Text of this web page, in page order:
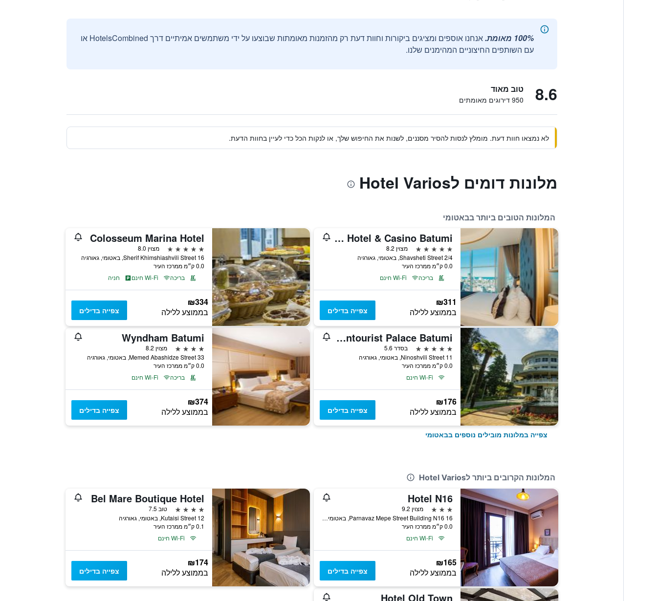
100% מאומת.
אנחנו אוספים ומציגים ביקורות וחוות דעת רק מהזמנות מאומתות שבוצעו על ידי משתמשים אמיתיים דרך HotelsCombined או
עם השותפים החיצוניים המהימנים שלנו.
8.6 טוב מאוד
950 דירוגים מאומתים
לא נמצאו חוות דעת. מומלץ לנסות להסיר מסננים, לשנות את החיפוש שלך, או לנקות הכל כדי לעיין בחוות הדעת.
מלונות דומים לHotel Varios
המלונות הטובים ביותר בבאטומי
Jrw Welmond Hotel & Casino Batumi
5 כוכבים
מצוין 8.2
Shavsheti Street 2/4, באטומי, גאורגיה
0.0 ק״מ ממרכז העיר
בריכה
Wi-Fi חינם
₪311
בממוצע ללילה צפייה בדילים
Colosseum Marina Hotel
5 כוכבים
מצוין 8.0
Sherif Khimshiashvili Street 16, באטומי, גאורגיה
0.0 ק״מ ממרכז העיר
בריכה
Wi-Fi חינם חניה
₪334
בממוצע ללילה צפייה בדילים
Hotel Intourist Palace Batumi
5 כוכבים
בסדר 5.6
11 Ninoshvili Street, באטומי, גאורגיה
0.0 ק״מ ממרכז העיר
Wi-Fi חינם
₪176
בממוצע ללילה צפייה בדילים
Wyndham Batumi
4 כוכבים
מצוין 8.2
33 Memed Abashidze Street, באטומי, גאורגיה
0.0 ק״מ ממרכז העיר
בריכה
Wi-Fi חינם
₪374
בממוצע ללילה צפייה בדילים
צפייה במלונות מובילים נוספים בבאטומי
המלונות הקרובים ביותר לHotel Varios
Hotel N16
3 כוכבים
מצוין 9.2
16 Parnavaz Mepe Street Building N16, באטומי, גאורגיה
0.0 ק״מ ממרכז העיר
Wi-Fi חינם
₪165
בממוצע ללילה צפייה בדילים
Bel Mare Boutique Hotel
4 כוכבים
טוב 7.5
Kutaisi Street 12, באטומי, גאורגיה
0.1 ק״מ ממרכז העיר
Wi-Fi חינם
₪174
בממוצע ללילה צפייה בדילים
Hotel Old Town